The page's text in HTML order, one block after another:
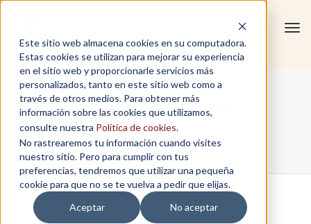
Este sitio web almacena cookies en su computadora.
Estas cookies se utilizan para mejorar su experiencia
en el sitio web y proporcionarle servicios más
personalizados, tanto en este sitio web como a
través de otros medios. Para obtener más
información sobre las cookies que utilizamos,
consulte nuestra Política de cookies.
No rastrearemos tu información cuando visites
nuestro sitio. Pero para cumplir con tus
preferencias, tendremos que utilizar una pequeña
cookie para que no se te vuelva a pedir que elijas.
Aceptar
No aceptar
Gerencia Tributaria
Home / Gerencia Tributaria